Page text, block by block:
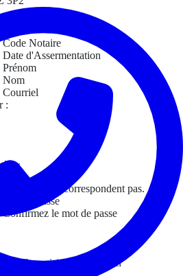
Code Notaire
Date d'Assermentation
Prénom
Nom
Courriel
:
saisis ne correspondent pas.
Mot de passe
Confirmez le mot de passe
Veuillez saisir le captcha ici